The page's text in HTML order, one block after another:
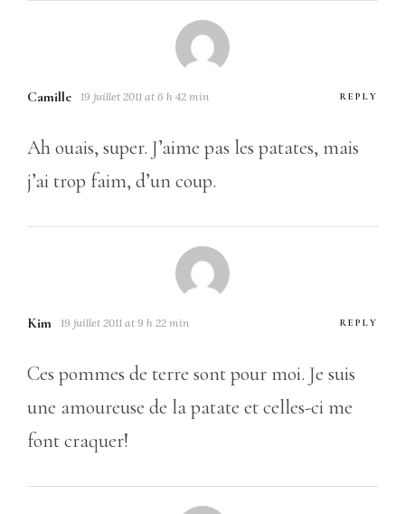
Camille 19 juillet 2011 at 6 h 42 min REPLY
Ah ouais, super. J’aime pas les patates, mais
j’ai trop faim, d’un coup.
Kim 19 juillet 2011 at 9 h 22 min REPLY
Ces pommes de terre sont pour moi. Je suis
une amoureuse de la patate et celles-ci me
font craquer!